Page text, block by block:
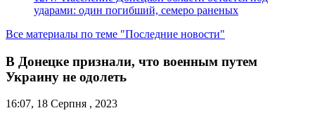
ударами: один погибший, семеро раненых
Все материалы по теме "Последние новости"
В Донецке признали, что военным путем
Украину не одолеть
16:07, 18 Серпня , 2023